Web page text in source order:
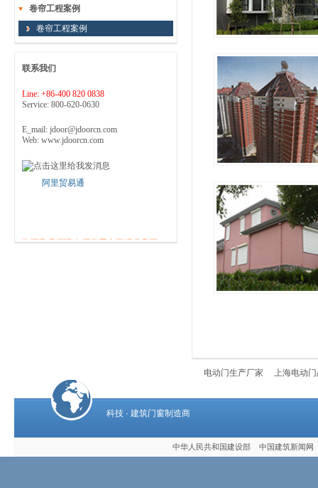
卷帘工程案例
卷帘工程案例
联系我们
Line: +86-400 820 0838
Service: 800-620-0630
E_mail: jdoor@jdoorcn.com
Web: www.jdoorcn.com
阿里贸易通
欢迎来电咨询！可免费上门提供售前
电动门生产厂家 上海电动
科技 · 建筑门窗制造商
中华人民共和国建设部 中国建筑新闻